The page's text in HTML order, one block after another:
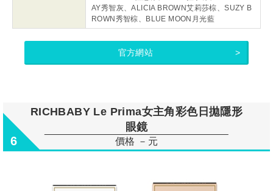
AY秀智灰、ALICIA BROWN艾莉莎棕、SUZY B
ROWN秀智棕、BLUE MOON月光藍
官方網站
6
RICHBABY Le Prima女主角彩色日拋隱形
眼鏡
價格 －元